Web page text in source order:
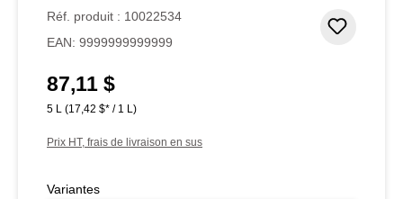
Réf. produit : 10022534
EAN: 9999999999999
Prix régulier :
87,11 $
5 L (17,42 $* / 1 L)
Prix HT, frais de livraison en sus
Variantes